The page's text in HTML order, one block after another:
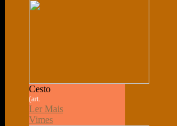
Cesto
(art.
Ler Mais
Vimes